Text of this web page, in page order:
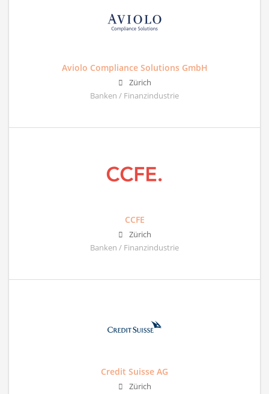
Aviolo Compliance Solutions GmbH
Zürich
Banken / Finanzindustrie
CCFE
Zürich
Banken / Finanzindustrie
Credit Suisse AG
Zürich